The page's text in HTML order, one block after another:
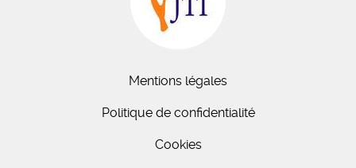
Mentions légales
Politique de confidentialité
Cookies